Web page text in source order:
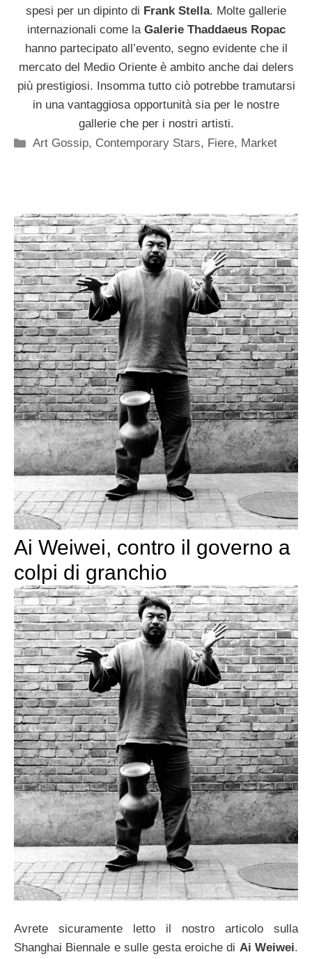
spesi per un dipinto di Frank Stella. Molte gallerie
internazionali come la Galerie Thaddaeus Ropac
hanno partecipato all’evento, segno evidente che il
mercato del Medio Oriente è ambito anche dai delers
più prestigiosi. Insomma tutto ciò potrebbe tramutarsi
in una vantaggiosa opportunità sia per le nostre
gallerie che per i nostri artisti.
Categorie
Art Gossip, Contemporary Stars, Fiere, Market
Ai Weiwei, contro il governo a
colpi di granchio
Avrete sicuramente letto il nostro articolo sulla
Shanghai Biennale e sulle gesta eroiche di Ai Weiwei.